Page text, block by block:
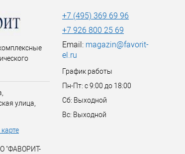
улица,
"ФАВОРИТ-
+7 (495) 369 69 96
+7 926 800 25 69
Email: magazin@favorit-
el.ru
График работы
Пн-Пт: с 9:00 до 18:00
Сб: Выходной
Вс: Выходной